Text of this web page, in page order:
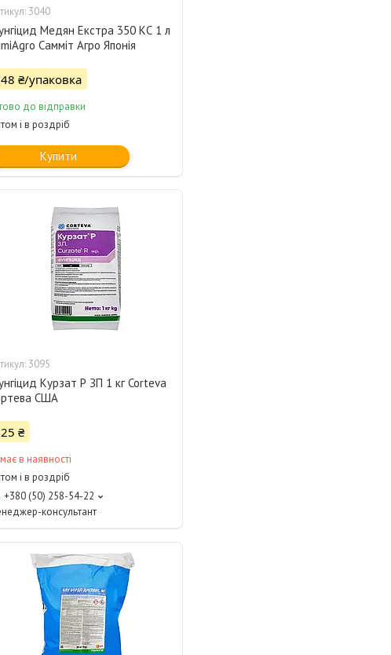
3040
Медян Екстра 350 КС 1 л
Самміт Агро Японія
₴/упаковка
до відправки
і в роздріб
Купити
3095
Курзат Р ЗП 1 кг Corteva
США
₴
в наявності
і в роздріб
+380 (50) 258-54-22
консультант